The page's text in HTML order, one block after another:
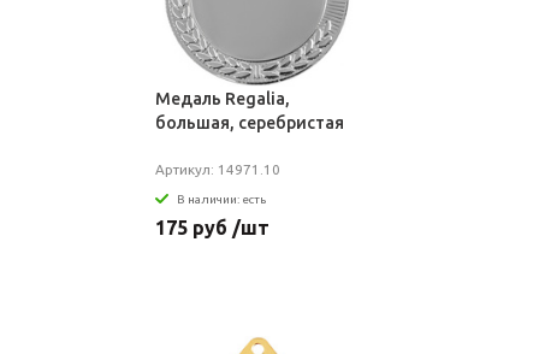
Медаль Regalia,
большая, серебристая
Артикул: 14971.10
В наличии: есть
175 руб /шт